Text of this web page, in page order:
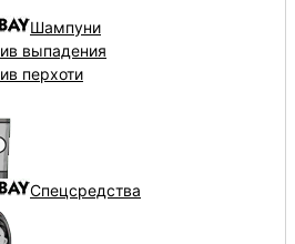
Шампуни
выпадения
перхоти
Спецсредства